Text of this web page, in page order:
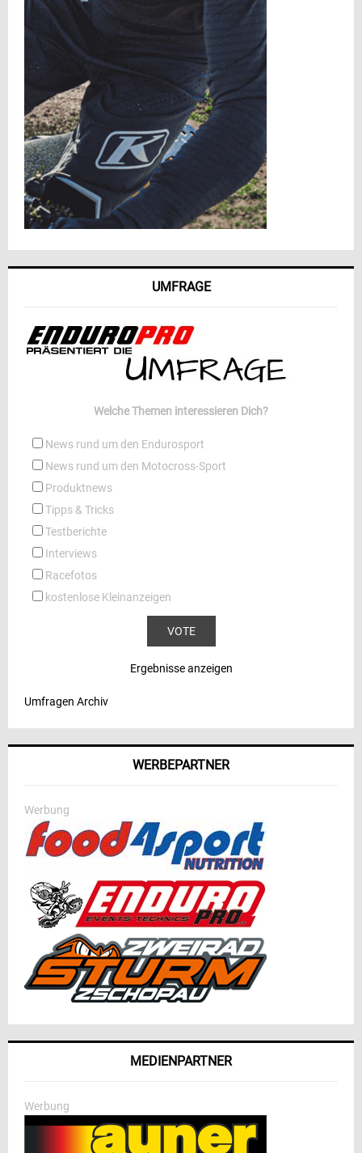
UMFRAGE
Welche Themen interessieren Dich?
News rund um den Endurosport
News rund um den Motocross-Sport
Produktnews
Tipps & Tricks
Testberichte
Interviews
Racefotos
kostenlose Kleinanzeigen
Ergebnisse anzeigen
Umfragen Archiv
WERBEPARTNER
Werbung
MEDIENPARTNER
Werbung